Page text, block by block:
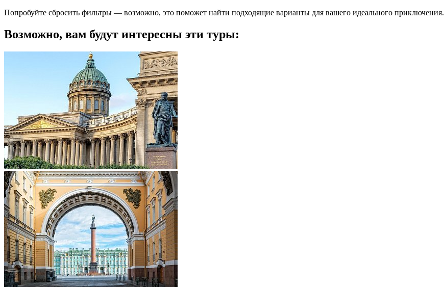
Попробуйте сбросить фильтры — возможно, это поможет найти подходящие варианты для вашего идеального приключения.
Возможно, вам будут интересны эти туры: